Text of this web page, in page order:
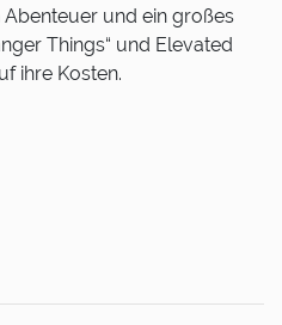
und ein großes
Things“ und Elevated
ihre Kosten.